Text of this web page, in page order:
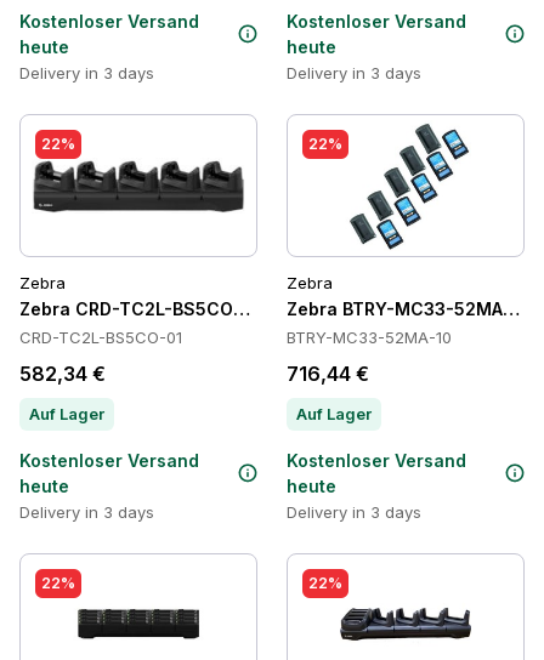
Kostenloser Versand
heute
Delivery in 3 days
Kostenloser Versand
heute
Delivery in 3 days
22%
Zebra
Zebra CRD-TC2L-BS5CO-01 Cradles
CRD-TC2L-BS5CO-01
582,34 €
Auf Lager
Kostenloser Versand
heute
Delivery in 3 days
22%
Zebra
Zebra BTRY-MC33-52MA-10
BTRY-MC33-52MA-10
716,44 €
Auf Lager
Kostenloser Versand
heute
Delivery in 3 days
22% 22%